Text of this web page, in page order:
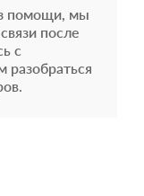
помощи, мы
после
с